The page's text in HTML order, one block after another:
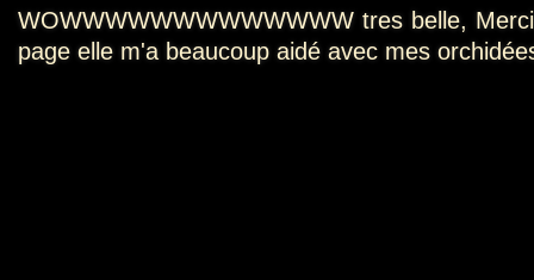
WOWWWWWWWWWWWWW tres belle,
page elle m'a beaucoup aidé avec mes